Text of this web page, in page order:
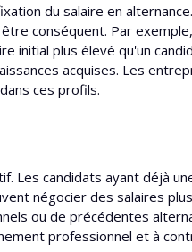
du salaire en
conséquent. Par
initial plus élevé qu'un
acquises. Les
ces profils.
Les candidats ayant déjà
négocier des salaires
ou de précédentes
professionnel et à